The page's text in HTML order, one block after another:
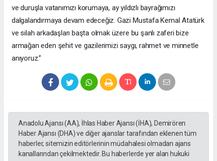
ve duruşla vatanımızı korumaya, ay yıldızlı bayrağımızı
dalgalandırmaya devam edeceğiz. Gazi Mustafa Kemal Atatürk
ve silah arkadaşları başta olmak üzere bu şanlı zaferi bize
armağan eden şehit ve gazilerimizi saygı, rahmet ve minnetle
anıyoruz.”
Anadolu Ajansı (AA), İhlas Haber Ajansı (İHA), Demirören
Haber Ajansı (DHA) ve diğer ajanslar tarafından eklenen tüm
haberler, sitemizin editörlerinin müdahalesi olmadan ajans
kanallarından çekilmektedir. Bu haberlerde yer alan hukuki